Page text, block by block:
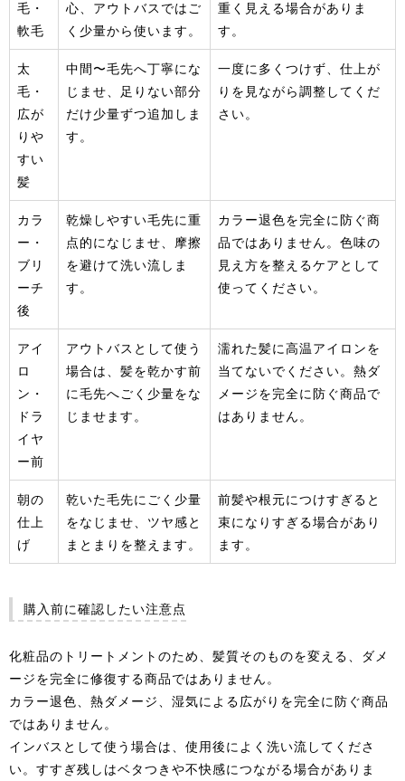
毛・
軟毛
心、アウトバスではご
く少量から使います。
重く見える場合がありま
す。
太
毛・
広が
りや
すい
髪
中間〜毛先へ丁寧にな
じませ、足りない部分
だけ少量ずつ追加しま
す。
一度に多くつけず、仕上が
りを見ながら調整してくだ
さい。
カラ
ー・
ブリ
ーチ
後
乾燥しやすい毛先に重
点的になじませ、摩擦
を避けて洗い流しま
す。
カラー退色を完全に防ぐ商
品ではありません。色味の
見え方を整えるケアとして
使ってください。
アイ
ロ
ン・
ドラ
イヤ
ー前
アウトバスとして使う
場合は、髪を乾かす前
に毛先へごく少量をな
じませます。
濡れた髪に高温アイロンを
当てないでください。熱ダ
メージを完全に防ぐ商品で
はありません。
朝の
仕上
げ
乾いた毛先にごく少量
をなじませ、ツヤ感と
まとまりを整えます。
前髪や根元につけすぎると
束になりすぎる場合があり
ます。
購入前に確認したい注意点
化粧品のトリートメントのため、髪質そのものを変える、ダメ
ージを完全に修復する商品ではありません。
カラー退色、熱ダメージ、湿気による広がりを完全に防ぐ商品
ではありません。
インバスとして使う場合は、使用後によく洗い流してくださ
い。すすぎ残しはベタつきや不快感につながる場合がありま